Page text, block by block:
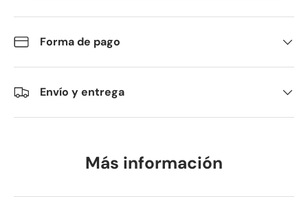
Forma de pago
Envío y entrega
Más información